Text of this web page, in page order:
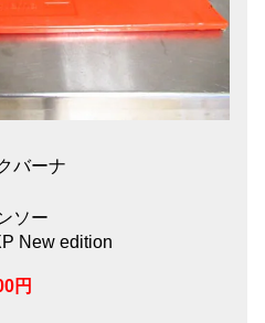
バーナ
ソー
New edition
円